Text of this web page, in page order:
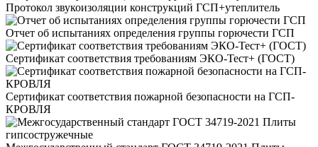
Протокол звукоизоляции конструкций ГСП+утеплитель
Отчет об испытаниях определения группы горючести ГСП
Сертификат соответствия требованиям ЭКО-Тест+ (ГОСТ)
Сертификат соответствия пожарной безопасности на ГСП-
КРОВЛЯ